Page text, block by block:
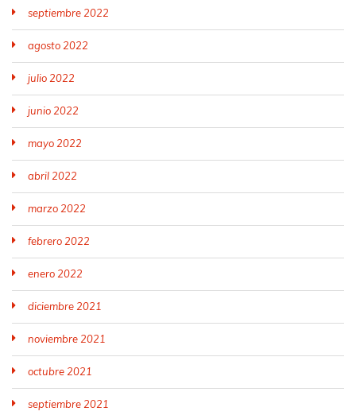
septiembre 2022
agosto 2022
julio 2022
junio 2022
mayo 2022
abril 2022
marzo 2022
febrero 2022
enero 2022
diciembre 2021
noviembre 2021
octubre 2021
septiembre 2021